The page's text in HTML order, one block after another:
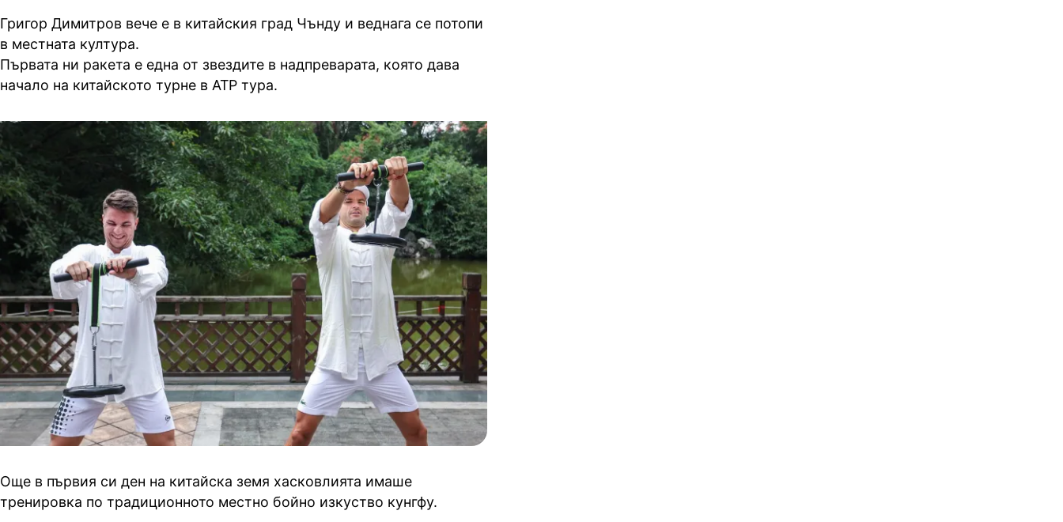
Григор Димитров вече е в китайския град Чънду и веднага се потопи
в местната култура.
Първата ни ракета е една от звездите в надпреварата, която дава
начало на китайското турне в АТР тура.
Още в първия си ден на китайска земя хасковлията имаше
тренировка по традиционното местно бойно изкуство кунгфу.